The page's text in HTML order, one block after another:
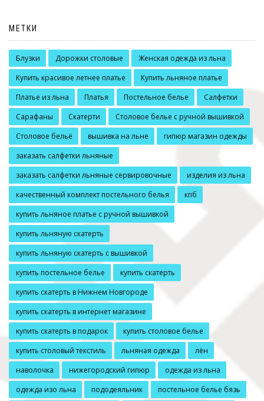
МЕТКИ
Блузки Дорожки столовые
Женская одежда из льна
Купить красивое летнее платье
Купить льняное платье
Платье из льна
Платья Постельное белье
Салфетки
Сарафаны
Скатерти
Столовое белье с ручной вышивкой
Столовое бельё
вышивка на льне
гипюр магазин одежды
заказать салфетки льняные
заказать салфетки льняные сервировочные
изделия из льна
качественный комплект постельного белья
кпб
купить льняное платье с ручной вышивкой
купить льняную скатерть
купить льняную скатерть с вышивкой
купить постельное белье
купить скатерть
купить скатерть в Нижнем Новгороде
купить скатерть в интернет магазине
купить скатерть в подарок
купить столовое белье
купить столовый текстиль
льняная одежда
лён
наволочка
нижегородский гипюр
одежда из льна
одежда изо льна
пододеяльник
постельное белье бязь